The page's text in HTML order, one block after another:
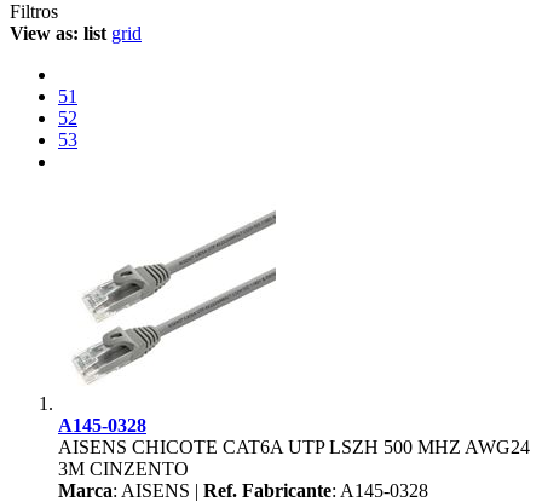
Filtros
View as: list grid
51
52
53
A145-0328
AISENS CHICOTE CAT6A UTP LSZH 500 MHZ AWG24
3M CINZENTO
Marca: AISENS | Ref. Fabricante: A145-0328